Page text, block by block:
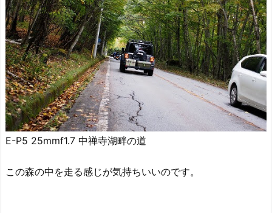
E-P5 25mmf1.7 中禅寺湖畔の道
この森の中を走る感じが気持ちいいのです。